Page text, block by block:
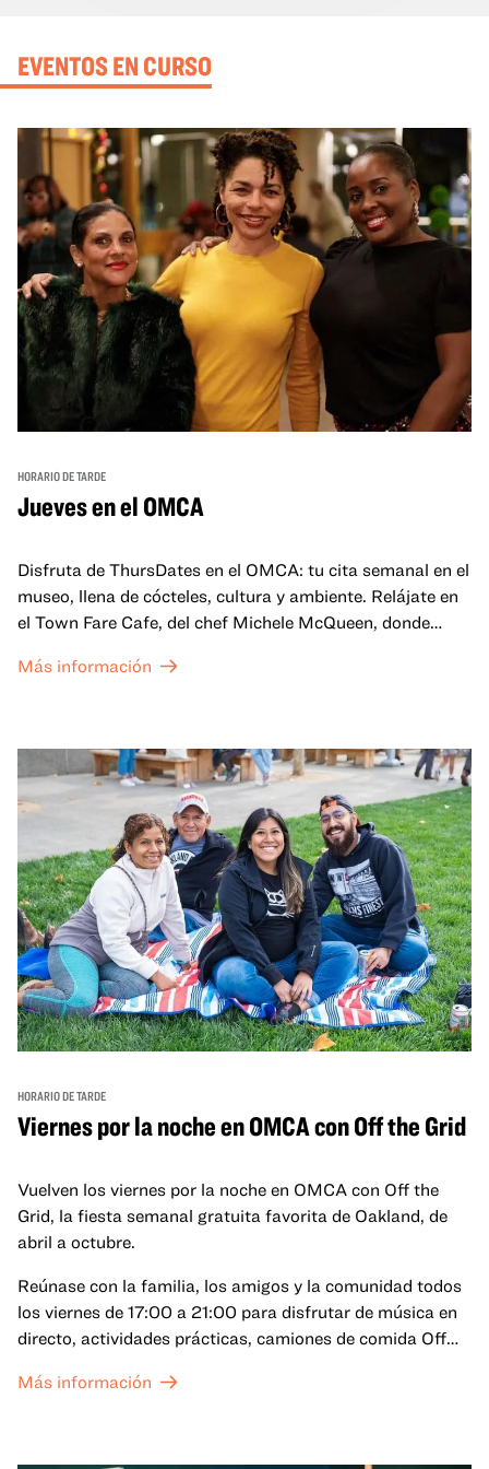
EVENTOS EN CURSO
HORARIO DE TARDE
Jueves en el OMCA
Disfruta de ThursDates en el OMCA: tu cita semanal en el
museo, llena de cócteles, cultura y ambiente. Relájate en
el Town Fare Cafe, del chef Michele McQueen, donde
fondo, o explora las galerías, que cobran vida por la noche
adultos!
Más información
HORARIO DE TARDE
Viernes por la noche en OMCA con Off the Grid
Vuelven los viernes por la noche en OMCA con Off the
Grid, la fiesta semanal gratuita favorita de Oakland, de
abril a octubre.
Reúnase con la familia, los amigos y la comunidad todos
los viernes de 17:00 a 21:00 para disfrutar de música en
directo, actividades prácticas, camiones de comida Off
exposiciones especiales, con una
Más información